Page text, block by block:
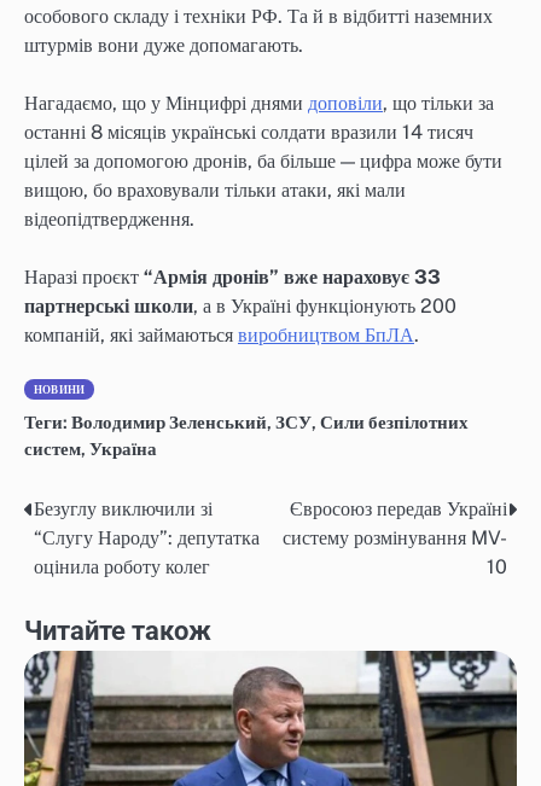
особового складу і техніки РФ. Та й в відбитті наземних
штурмів вони дуже допомагають.
Нагадаємо, що у Мінцифрі днями доповіли, що тільки за
останні 8 місяців українські солдати вразили 14 тисяч
цілей за допомогою дронів, ба більше — цифра може бути
вищою, бо враховували тільки атаки, які мали
відеопідтвердження.
Наразі проєкт “Армія дронів” вже нараховує 33
партнерські школи, а в Україні функціонують 200
компаній, які займаються виробництвом БпЛА.
НОВИНИ
Теги: Володимир Зеленський, ЗСУ, Сили безпілотних
систем, Україна
Навігація
записів
Безуглу виключили зі
“Слугу Народу”: депутатка
оцінила роботу колег
Євросоюз передав Україні
систему розмінування MV-
10
Читайте також